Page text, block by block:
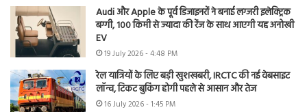
Audi और Apple के पूर्व डिजाइनरों ने बनाई लग्जरी इलेक्ट्रिक
बग्गी, 100 किमी से ज्यादा की रेंज के साथ आएगी यह अनोखी
EV
19 July 2026 - 4:48 PM
रेल यात्रियों के लिए बड़ी खुशखबरी, IRCTC की नई वेबसाइट
लॉन्च, टिकट बुकिंग होगी पहले से आसान और तेज
16 July 2026 - 1:45 PM